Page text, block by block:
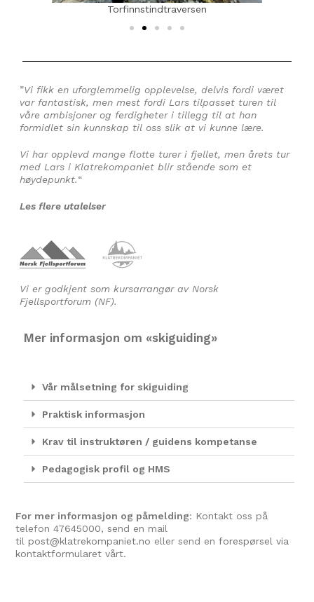
Torfinnstindtraversen
”Vi fikk en uforglemmelig opplevelse, delvis fordi været
var fantastisk, men mest fordi Lars tilpasset turen til
våre ambisjoner og ferdigheter i tillegg til at han
formidlet sin kunnskap til oss slik at vi kunne lære.
Vi har opplevd mange flotte turer i fjellet, men årets tur
med Lars i Klatrekompaniet blir stående som et
høydepunkt.“
Les flere utalelser
Vi er godkjent som kursarrangør av Norsk
Fjellsportforum (NF).
Mer informasjon om «skiguiding»
Vår målsetning for skiguiding
Praktisk informasjon
Krav til instruktøren / guidens kompetanse
Pedagogisk profil og HMS
For mer informasjon og påmelding: Kontakt oss på
telefon47645000, send en mail
til post@klatrekompaniet.no eller send enforespørsel via
kontaktformularet vårt.